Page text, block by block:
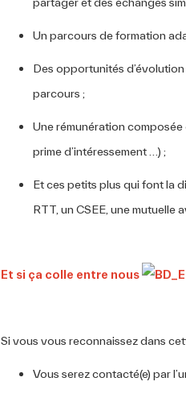
Un parcours de formation
Des opportunités
parcours ;
Une rémunération
prime d’intéressement …) ;
Et ces petits plus qui font la
RTT, un CSEE, une mutuelle
Et si ça colle entre nous
Si vous vous reconnaissez dans
Vous serez contacté(e) par